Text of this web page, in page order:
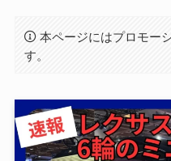
本ページにはプロモー
す。